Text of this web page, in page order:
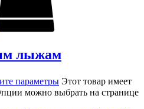
лыжам
параметры Этот товар имеет
можно выбрать на странице